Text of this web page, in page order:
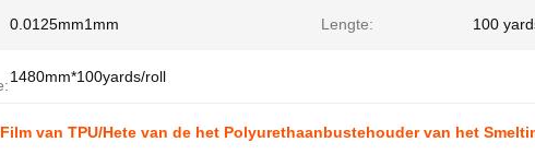
0.0125mm1mm Lengte: 100
1480mm*100yards/roll
van TPU/Hete van de het Polyurethaanbustehouder van het